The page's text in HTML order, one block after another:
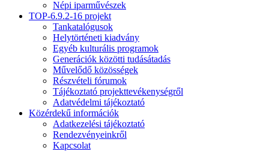
Népi iparművészek
TOP-6.9.2-16 projekt
Tankatalógusok
Helytörténeti kiadvány
Egyéb kulturális programok
Generációk közötti tudásátadás
Művelődő közösségek
Részvételi fórumok
Tájékoztató projekttevékenységről
Adatvédelmi tájékoztató
Közérdekű információk
Adatkezelési tájékoztató
Rendezvényeinkről
Kapcsolat